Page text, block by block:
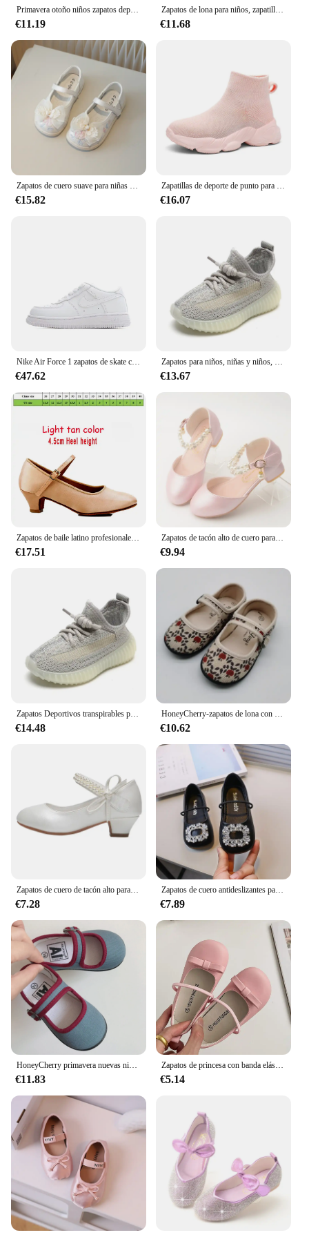
Primavera otoño niños zapatos deportivos malla transpirable niños zapatillas estudiante niñas zapatos antideslizantes
€11.19
Zapatos de lona para niños, zapatillas bajas coreanas, zapatos blancos pequeños, zapatos de tela informales, primavera y otoño
€11.68
Zapatos de cuero suave para niñas pequeñas, zapatos de princesa Hanfu de estilo chino tradicional con flores bordadas, Mary Janes, H06135
€15.82
Zapatillas de deporte de punto para niños y niñas, Zapatos altos de diseñador de lujo, cómodos, informales, para correr, Tenis
€16.07
€47.62 €13.67
€17.51
Zapatos de tacón alto de cuero para niñas, sandalias de baile para espectáculo de estudiantes, zapatos para niños pequeños, Mary Jane
€9.94
€14.48 €10.62
€7.28
Zapatos de cuero antideslizantes para niñas, zapatillas de Ballet de princesa, con hebilla de diamantes de imitación, planos, informales, para fiesta de boda, 2024
€7.89
HoneyCherry primavera nuevas niñas zapatos sin cordones de fondo suave jardín de infantes interior boca cuadrada zapatos de lona para bebés
€11.83
Zapatos de princesa con banda elástica para niños, bailarinas suaves poco profundas para niñas pequeñas, zapatos de ocio de cuero Pu, cuatro colores, 23-32
€5.14